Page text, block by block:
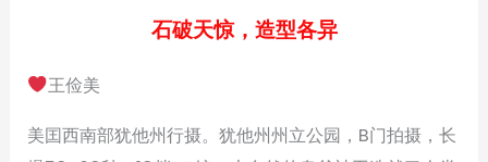
石破天惊，造型各异
王俭美
美囯西南部犹他州行摄。犹他州州立公园，B门拍摄，长